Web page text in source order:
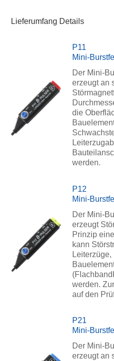
Lieferumfang Details
P11
Mini-
Der Mini-
erzeugt an
die
werden.
P12
Mini-
Der Mini-
erzeugt
Prinzip
kann
werden.
auf den
P21
Mini-
Der Mini-
erzeugt an